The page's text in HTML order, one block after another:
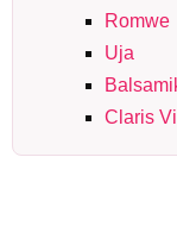
Romwe
Uja
Claris